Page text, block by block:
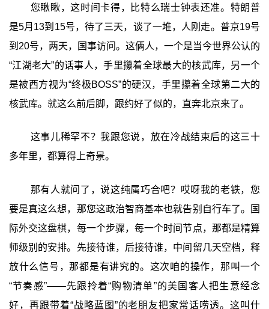
您瞅瞅，这时间卡得，比特么瑞士钟表还准。特朗普
是5月13到15号，待了三天，谈了一堆，人刚走。普京19号
到20号，两天，国事访问。这俩人，一个是当今世界公认的
“江湖老大”的话事人，手里攥着全球最大的核武库，另一个
是被西方视为“终极BOSS”的硬汉，手里攥着全球第二大的
核武库。就这么前后脚，跟约好了似的，直奔北京来了。
这事儿稀罕不？我跟您说，放在冷战结束后的这三十
多年里，都算得上奇景。
那有人就问了，说这纯属巧合吧？哎呀我的老铁，您
要是真这么想，那您这政治智商基本也就告别自行车了。国
际外交这盘棋，每一个步骤，每一个时间节点，那都是精算
师级别的安排。先接待谁，后接待谁，中间留几天空档，释
放什么信号，那都是有讲究的。这次咱的操作，那叫一个
“节奏感”——先跟拎着“购物清单”的美国客人把生意经念
好，再跟带着“战略蓝图”的老朋友把家常话唠透。这叫什